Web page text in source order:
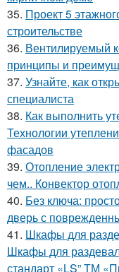
35. Проект 5
строительстве
36. Вентилируемый
принципы и
37. Узнайте, как
специалиста
38. Как выполнить
Технологии
фасадов
39. Отопление
чем.. Конвектор
40. Без ключа:
дверь с
41. Шкафы для
Шкафы для
стандарт «LS” ТМ